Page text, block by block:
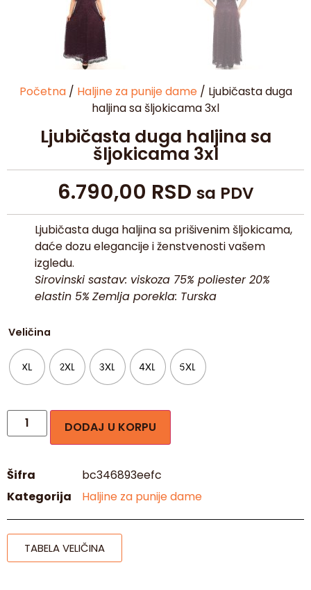
Početna/ Haljine za punije dame/ Ljubičasta duga
haljina sa šljokicama 3xl
Ljubičasta duga haljina sa
šljokicama 3xl
6.790,00 RSD sa PDV
Ljubičasta duga haljina sa prišivenim šljokicama,
daće dozu elegancije i ženstvenosti vašem
izgledu.
Sirovinski sastav: viskoza 75% poliester 20%
elastin 5%Zemlja porekla: Turska
Veličina
XL 2XL 3XL 4XL 5XL
DODAJ U KORPU
Šifra
bc346893eefc
Kategorija
Haljine za punije dame
TABELA VELIČINA